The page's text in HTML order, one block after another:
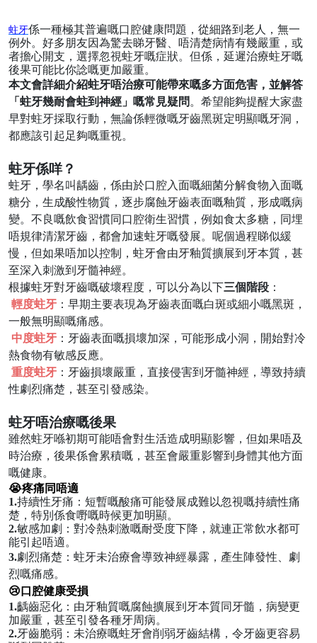
蛀牙係一種極其普遍嘅口腔健康問題，從細路到老人，無一
例外。好多朋友因為驚去睇牙醫、唔清楚病情有幾嚴重，或
者擔心開支，選擇忽視蛀牙嘅症狀。但係，延遲治療蛀牙嘅
後果可能比你諗嘅更加嚴重。
本文會詳細介紹蛀牙唔治療可能帶來嘅多方面危害，並解答
「蛀牙幾耐會蛀到神經」嘅常見疑問 。希望能夠提醒大家盡
早對蛀牙採取行動，無論係輕微嘅牙齒黑斑定明顯嘅牙洞，
都應該引起足夠嘅重視。
蛀牙係咩？
蛀牙，學名叫龋齒，係由於口腔入面嘅細菌分解食物入面嘅
糖分，生成酸性物質，逐步腐蝕牙齒表面嘅釉質，形成嘅病
變。不良嘅飲食習慣同口腔衛生習慣，例如食太多糖，同埋
唔規律清潔牙齒，都會加速蛀牙嘅發展。呢個過程睇似緩
慢，但如果唔加以控制，蛀牙會由牙釉質擴展到牙本質，甚
至深入刺激到牙髓神經。
根據蛀牙對牙齒嘅破壞程度，可以分為以下三個階段 ：
輕度蛀牙 ：早期主要表現為牙齒表面嘅白斑或細小嘅黑斑，
一般無明顯嘅痛感。
中度蛀牙 ：牙齒表面嘅損壞加深，可能形成小洞，開始對冷
熱食物有敏感反應。
重度蛀牙 ：牙齒損壞嚴重，直接侵害到牙髓神經，導致持續
性劇烈痛楚，甚至引發感染。
蛀牙唔治療嘅後果
雖然蛀牙喺初期可能唔會對生活造成明顯影響，但如果唔及
時治療，後果係會累積嘅，甚至會嚴重影響到身體其他方面
嘅健康。
😭疼痛同唔適
1.持續性牙痛 ：短暫嘅酸痛可能發展成難以忽視嘅持續性痛
楚，特別係食嘢嘅時候更加明顯。
2.敏感加劇 ：對冷熱刺激嘅耐受度下降，就連正常飲水都可
能引起唔適。
3.劇烈痛楚 ：蛀牙未治療會導致神經暴露，產生陣發性、劇
烈嘅痛感。
😢口腔健康受損
1.齲齒惡化 ：由牙釉質嘅腐蝕擴展到牙本質同牙髓，病變更
加嚴重，甚至引發各種牙周病。
2.牙齒脆弱 ：未治療嘅蛀牙會削弱牙齒結構，令牙齒更容易